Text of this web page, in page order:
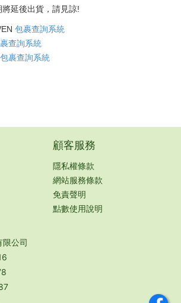
延後出貨，請見諒!
包裹查詢系統
查詢系統
包裹查詢系統
顧客服務
隱私權條款
網站服務條款
免責聲明
點數使用說明
限公司